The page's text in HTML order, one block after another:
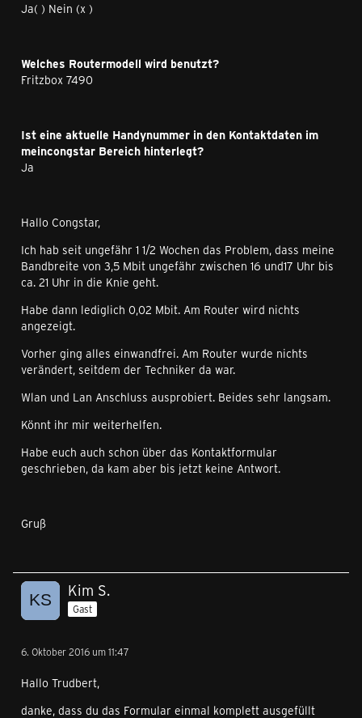
Ja( ) Nein (x )
Welches Routermodell wird benutzt?
Fritzbox 7490
Ist eine aktuelle Handynummer in den Kontaktdaten im
meincongstar Bereich hinterlegt?
Ja
Hallo Congstar,
Ich hab seit ungefähr 1 1/2 Wochen das Problem, dass meine
Bandbreite von 3,5 Mbit ungefähr zwischen 16 und17 Uhr bis
ca. 21 Uhr in die Knie geht.
Habe dann lediglich 0,02 Mbit. Am Router wird nichts
angezeigt.
Vorher ging alles einwandfrei. Am Router wurde nichts
verändert, seitdem der Techniker da war.
Wlan und Lan Anschluss ausprobiert. Beides sehr langsam.
Könnt ihr mir weiterhelfen.
Habe euch auch schon über das Kontaktformular
geschrieben, da kam aber bis jetzt keine Antwort.
Gruß
Kim S.
Gast
6. Oktober 2016 um 11:47
Hallo Trudbert,
danke, dass du das Formular einmal komplett ausgefüllt